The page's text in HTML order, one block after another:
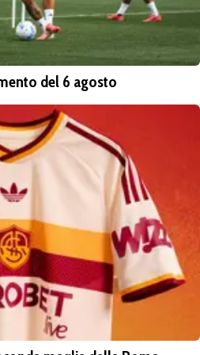
del 6 agosto